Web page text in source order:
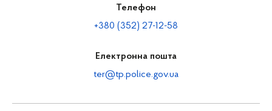
Телефон
+380 (352) 27-12-58
Електронна пошта
ter@tp.police.gov.ua